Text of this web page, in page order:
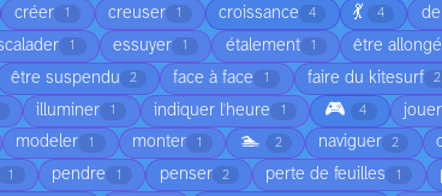
créer 1 creuser 1 croissance 4 💃 4
1 essuyer 1 étalement 1 être allongé
être suspendu 2 face à face 1 faire du kitesurf 2
illuminer 1 indiquer l'heure 1 🎮 4
modeler 1 monter 1 🏊 2 naviguer 2
1 pendre 1 penser 2 perte de feuilles 1